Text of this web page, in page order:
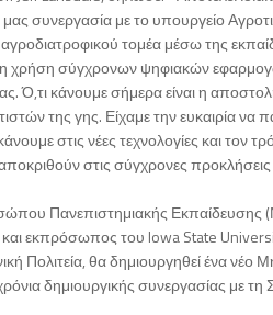
συνεργασία με το υπουργείο
τομέα μέσω της
τη χρήση σύγχρονων ψηφιακών
Ό,τι κάνουμε σήμερα είναι η
της γης. Είχαμε την ευκαιρία
στις νέες τεχνολογίες και τον
στις σύγχρονες προκλήσεις
Πανεπιστημιακής
εκπρόσωπος του Iowa State
Πολιτεία, θα δημιουργηθεί ένα νέο
δημιουργικής συνεργασίας με